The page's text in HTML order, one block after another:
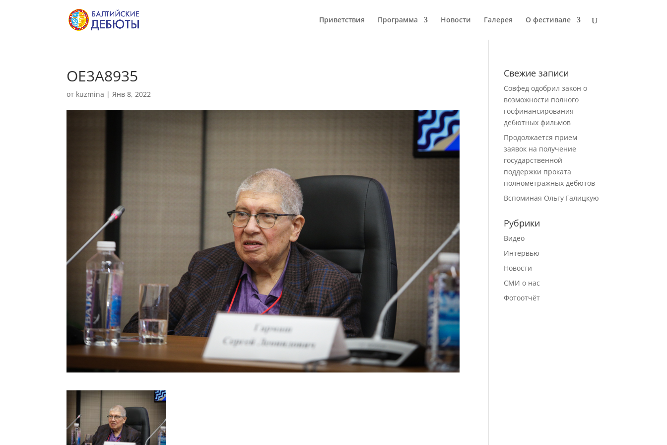
Приветствия Программа Новости Галерея О фестивале
OE3A8935
от kuzmina |Янв 8, 2022
Свежие записи
Совфед одобрил закон о
возможности полного
госфинансирования
дебютных фильмов
Продолжается прием
заявок на получение
государственной
поддержки проката
полнометражных дебютов
Вспоминая Ольгу Галицкую
Рубрики
Видео
Интервью
Новости
СМИ о нас
Фотоотчёт